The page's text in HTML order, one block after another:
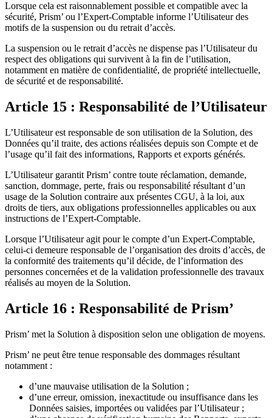
Lorsque cela est raisonnablement possible et compatible avec la
sécurité, Prism’ ou l’Expert-Comptable informe l’Utilisateur des
motifs de la suspension ou du retrait d’accès.
La suspension ou le retrait d’accès ne dispense pas l’Utilisateur du
respect des obligations qui survivent à la fin de l’utilisation,
notamment en matière de confidentialité, de propriété intellectuelle,
de sécurité et de responsabilité.
Article 15 : Responsabilité de l’Utilisateur
L’Utilisateur est responsable de son utilisation de la Solution, des
Données qu’il traite, des actions réalisées depuis son Compte et de
l’usage qu’il fait des informations, Rapports et exports générés.
L’Utilisateur garantit Prism’ contre toute réclamation, demande,
sanction, dommage, perte, frais ou responsabilité résultant d’un
usage de la Solution contraire aux présentes CGU, à la loi, aux
droits de tiers, aux obligations professionnelles applicables ou aux
instructions de l’Expert-Comptable.
Lorsque l’Utilisateur agit pour le compte d’un Expert-Comptable,
celui-ci demeure responsable de l’organisation des droits d’accès, de
la conformité des traitements qu’il décide, de l’information des
personnes concernées et de la validation professionnelle des travaux
réalisés au moyen de la Solution.
Article 16 : Responsabilité de Prism’
Prism’ met la Solution à disposition selon une obligation de moyens.
Prism’ ne peut être tenue responsable des dommages résultant
notamment :
d’une mauvaise utilisation de la Solution ;
d’une erreur, omission, inexactitude ou insuffisance dans les
Données saisies, importées ou validées par l’Utilisateur ;